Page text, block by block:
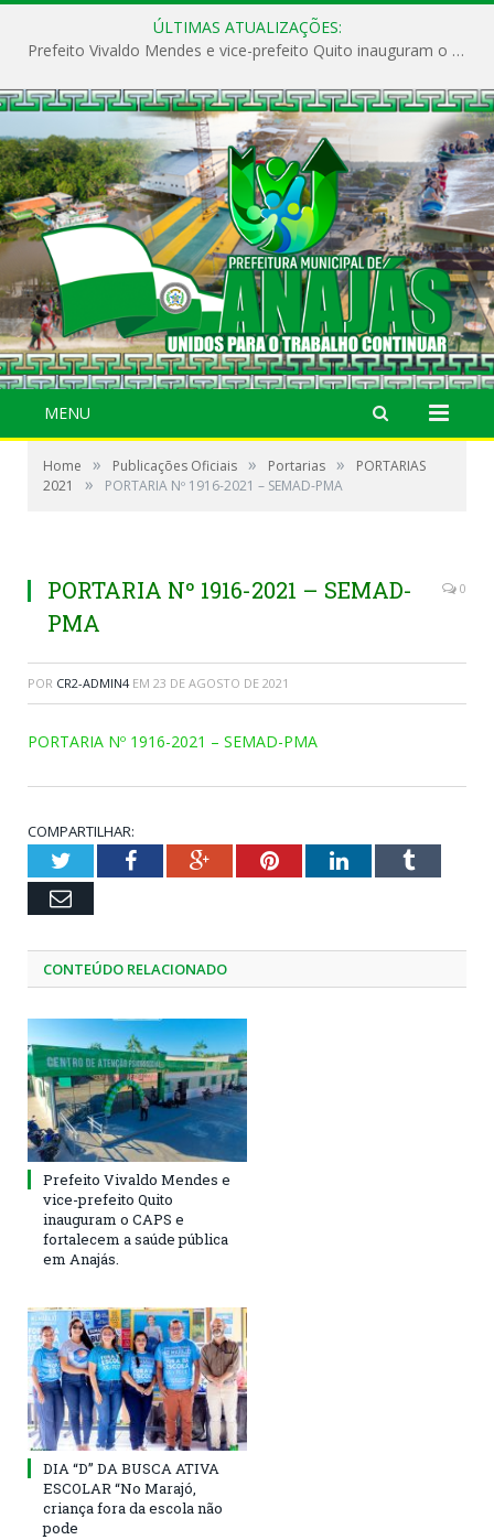
ÚLTIMAS ATUALIZAÇÕES:
Prefeito Vivaldo Mendes e vice-prefeito Quito inauguram o CAPS e fortalecem a saúde pública em Anajás.
MENU
Home » Publicações Oficiais » Portarias »
PORTARIAS
2021
» PORTARIA Nº 1916-2021 – SEMAD-PMA
PORTARIA Nº 1916-2021 – SEMAD-
PMA
0
POR CR2-ADMIN4 EM 23 DE AGOSTO DE 2021
PORTARIA Nº 1916-2021 – SEMAD-PMA
COMPARTILHAR:
TwitterFacebookGoogle+PinterestLinkedInTumblr
Email
CONTEÚDO RELACIONADO
Prefeito Vivaldo Mendes e
vice-prefeito Quito
inauguram o CAPS e
fortalecem a saúde pública
em Anajás.
DIA “D” DA BUSCA ATIVA
ESCOLAR “No Marajó,
criança fora da escola não
pode